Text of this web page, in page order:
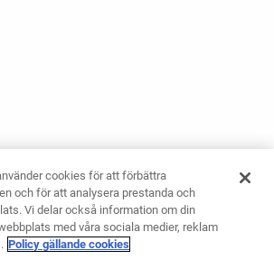
cookies för att förbättra
och för att analysera prestanda och
Vi delar också information om din
med våra sociala medier, reklam
Policy gällande cookies